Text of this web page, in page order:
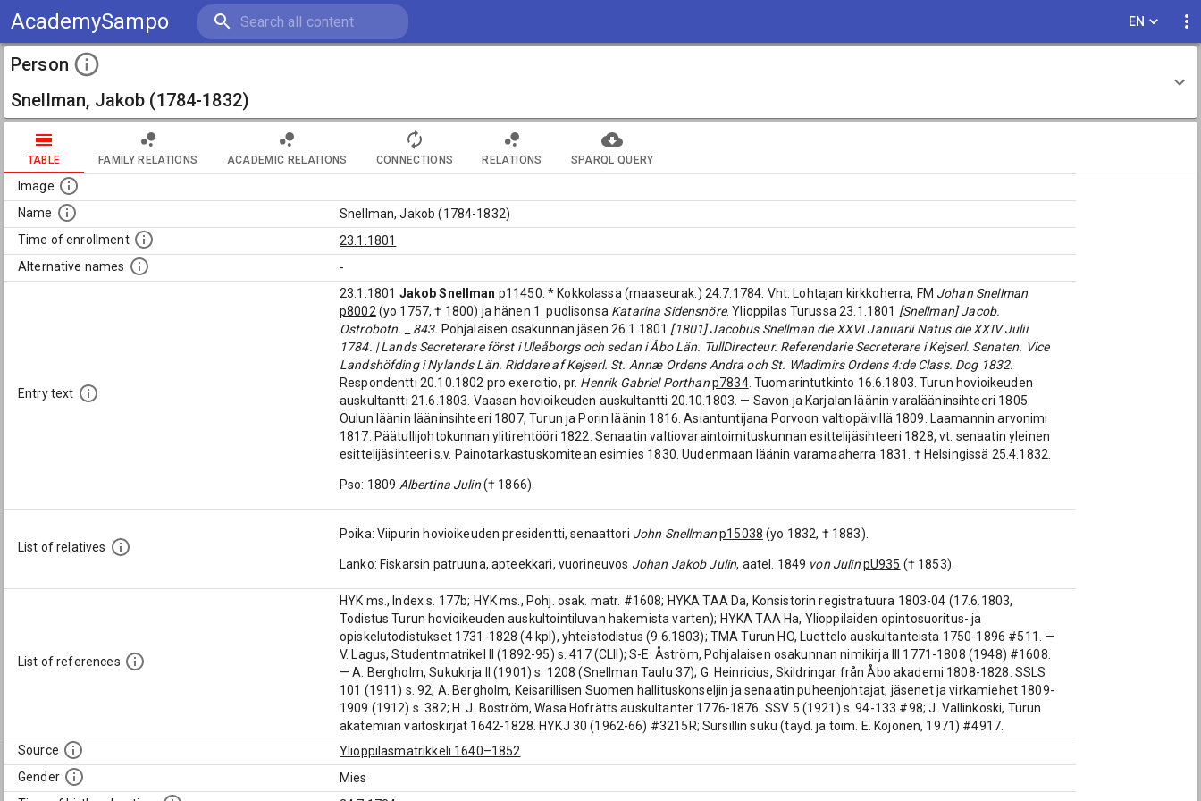
AcademySampo EN
Person
Snellman, Jakob (1784-1832)
TABLE FAMILY RELATIONS ACADEMIC RELATIONS CONNECTIONS RELATIONS SPARQL QUERY
Image
Name
Snellman, Jakob (1784-1832)
Time of enrollment
23.1.1801
Alternative names
-
Entry text
23.1.1801 Jakob Snellman p11450 . * Kokkolassa (maaseurak.) 24.7.1784. Vht: Lohtajan kirkkoherra, FM Johan Snellman
p8002 (yo 1757, † 1800) ja hänen 1. puolisonsa Katarina Sidensnöre. Ylioppilas Turussa 23.1.1801 [Snellman] Jacob.
Ostrobotn. _ 843. Pohjalaisen osakunnan jäsen 26.1.1801 [1801] Jacobus Snellman die XXVI Januarii Natus die XXIV Julii
1784. | Lands Secreterare först i Uleåborgs och sedan i Åbo Län. TullDirecteur. Referendarie Secreterare i Kejserl. Senaten. Vice
Landshöfding i Nylands Län. Riddare af Kejserl. St. Annæ Ordens Andra och St. Wladimirs Ordens 4:de Class. Dog 1832.
Respondentti 20.10.1802 pro exercitio, pr. Henrik Gabriel Porthan p7834. Tuomarintutkinto 16.6.1803. Turun hovioikeuden
auskultantti 21.6.1803. Vaasan hovioikeuden auskultantti 20.10.1803. — Savon ja Karjalan läänin varalääninsihteeri 1805.
Oulun läänin lääninsihteeri 1807, Turun ja Porin läänin 1816. Asiantuntijana Porvoon valtiopäivillä 1809. Laamannin arvonimi
1817. Päätullijohtokunnan ylitirehtööri 1822. Senaatin valtiovaraintoimituskunnan esittelijäsihteeri 1828, vt. senaatin yleinen
esittelijäsihteeri s.v. Painotarkastuskomitean esimies 1830. Uudenmaan läänin varamaaherra 1831. † Helsingissä 25.4.1832.
Pso: 1809 Albertina Julin(† 1866).
List of relatives
Poika: Viipurin hovioikeuden presidentti, senaattori John Snellmanp15038 (yo 1832, † 1883).
Lanko: Fiskarsin patruuna, apteekkari, vuorineuvos Johan Jakob Julin, aatel. 1849 von Julin pU935 († 1853).
List of references
HYK ms., Index s. 177b; HYK ms., Pohj. osak. matr. #1608; HYKA TAA Da, Konsistorin registratuura 1803-04 (17.6.1803,
Todistus Turun hovioikeuden auskultointiluvan hakemista varten); HYKA TAA Ha, Ylioppilaiden opintosuoritus- ja
opiskelutodistukset 1731-1828 (4 kpl), yhteistodistus (9.6.1803); TMA Turun HO, Luettelo auskultanteista 1750-1896 #511. —
V. Lagus, Studentmatrikel II (1892-95) s. 417 (CLII); S-E. Åström, Pohjalaisen osakunnan nimikirja III 1771-1808 (1948) #1608.
— A. Bergholm, Sukukirja II (1901) s. 1208 (Snellman Taulu 37); G. Heinricius, Skildringar från Åbo akademi 1808-1828. SSLS
101 (1911) s. 92; A. Bergholm, Keisarillisen Suomen hallituskonseljin ja senaatin puheenjohtajat, jäsenet ja virkamiehet 1809-
1909 (1912) s. 382; H. J. Boström, Wasa Hofrätts auskultanter 1776-1876. SSV 5 (1921) s. 94-133 #98; J. Vallinkoski, Turun
akatemian väitöskirjat 1642-1828. HYKJ 30 (1962-66) #3215R; Sursillin suku (täyd. ja toim. E. Kojonen, 1971) #4917.
Source
Ylioppilasmatrikkeli 1640–1852
Gender
Mies